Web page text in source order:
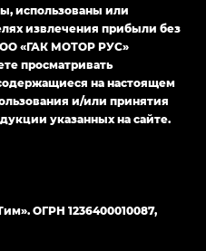
использованы или
извлечения прибыли без
«ГАК МОТОР РУС»
просматривать
на настоящем
и/или принятия
указанных на сайте.
ОГРН 1236400010087,